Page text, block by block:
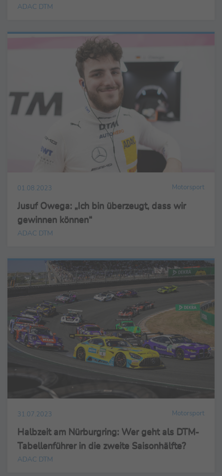
ADAC DTM
01.08.2023 Motorsport
Jusuf Owega: „Ich bin überzeugt, dass wir
gewinnen können“
ADAC DTM
31.07.2023 Motorsport
Halbzeit am Nürburgring: Wer geht als DTM-
Tabellenführer in die zweite Saisonhälfte?
ADAC DTM